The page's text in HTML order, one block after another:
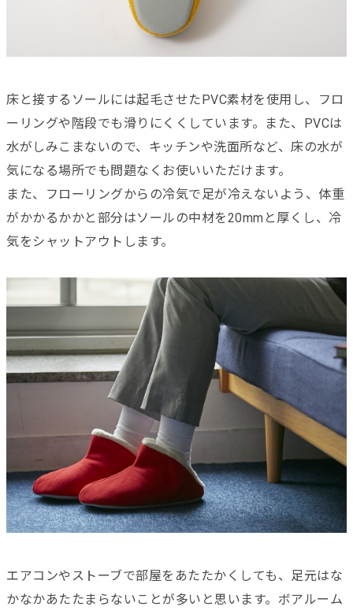
床と接するソールには起毛させたPVC素材を使用し、フロ
ーリングや階段でも滑りにくくしています。また、PVCは
水がしみこまないので、キッチンや洗面所など、床の水が
気になる場所でも問題なくお使いいただけます。
また、フローリングからの冷気で足が冷えないよう、体重
がかかるかかと部分はソールの中材を20mmと厚くし、冷
気をシャットアウトします。
エアコンやストーブで部屋をあたたかくしても、足元はな
かなかあたたまらないことが多いと思います。ボアルーム